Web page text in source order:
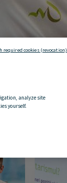
analyze site
yourself.
required cookies (revocation)